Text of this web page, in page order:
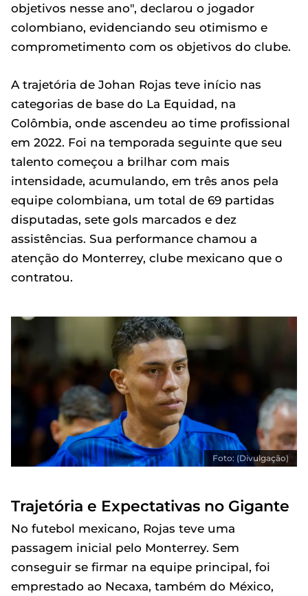
objetivos nesse ano", declarou o jogador
colombiano, evidenciando seu otimismo e
comprometimento com os objetivos do clube.
A trajetória de Johan Rojas teve início nas
categorias de base do La Equidad, na
Colômbia, onde ascendeu ao time profissional
em 2022. Foi na temporada seguinte que seu
talento começou a brilhar com mais
intensidade, acumulando, em três anos pela
equipe colombiana, um total de 69 partidas
disputadas, sete gols marcados e dez
assistências. Sua performance chamou a
atenção do Monterrey, clube mexicano que o
contratou.
Foto: (Divulgação)
Trajetória e Expectativas no Gigante
No futebol mexicano, Rojas teve uma
passagem inicial pelo Monterrey. Sem
conseguir se firmar na equipe principal, foi
emprestado ao Necaxa, também do México,